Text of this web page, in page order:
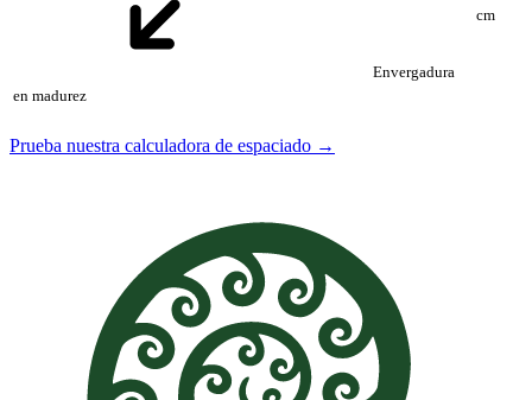
Envergadura
en madurez
cm
Prueba nuestra calculadora de espaciado →